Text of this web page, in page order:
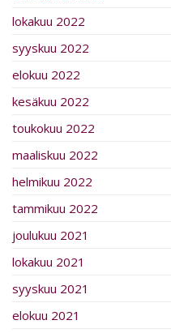
lokakuu 2022
syyskuu 2022
elokuu 2022
kesäkuu 2022
toukokuu 2022
maaliskuu 2022
helmikuu 2022
tammikuu 2022
joulukuu 2021
lokakuu 2021
syyskuu 2021
elokuu 2021